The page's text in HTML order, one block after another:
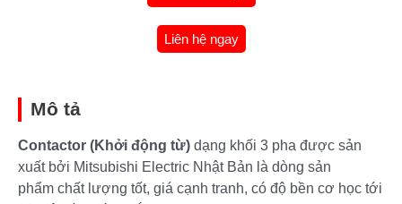
Liên hệ ngay
Mô tả
Contactor (Khởi động từ) dạng khối 3 pha được sản
xuất bởi Mitsubishi Electric Nhật Bản là dòng sản
phẩm chất lượng tốt, giá cạnh tranh, có độ bền cơ học tới